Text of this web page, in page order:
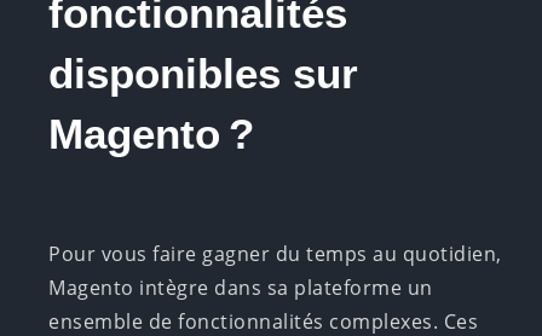
fonctionnalités
disponibles sur
Magento ?
Pour vous faire gagner du temps au quotidien,
Magento intègre dans sa plateforme un
ensemble de fonctionnalités complexes. Ces